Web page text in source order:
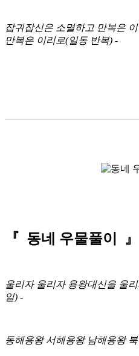
잡귀잡신은 소멸하고 만복은
만복은 이리로(일동 반복) -
『 동네 우물풀이 』
울리자 울리자 용왕대신을 울
일) -
동해용왕 서해용왕 남해용왕